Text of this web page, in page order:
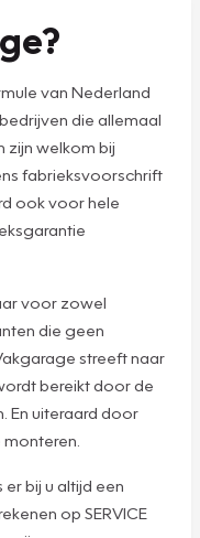
van Nederland
die allemaal
zijn welkom bij
fabrieksvoorschrift
ook voor hele
voor zowel
die geen
streeft naar
bereikt door de
En uiteraard door
bij u altijd een
op SERVICE